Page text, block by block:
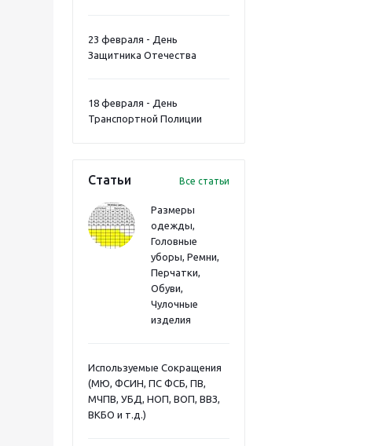
23 февраля - День
Защитника Отечества
18 февраля - День
Транспортной Полиции
Статьи Все статьи
Размеры
одежды,
Головные
уборы, Ремни,
Перчатки,
Обуви,
Чулочные
изделия
Используемые Сокращения
(МЮ, ФСИН, ПС ФСБ, ПВ,
МЧПВ, УБД, НОП, ВОП, ВВЗ,
ВКБО и т.д.)